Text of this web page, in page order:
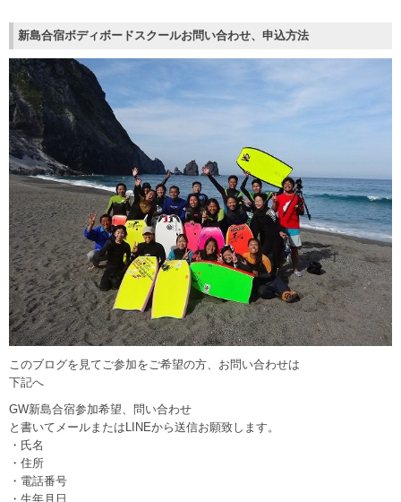
新島合宿ボディボードスクールお問い合わせ、申込方法
このブログを見てご参加をご希望の方、お問い合わせは
下記へ
GW新島合宿参加希望、問い合わせ
と書いてメールまたはLINEから送信お願致します。
・氏名
・住所
・電話番号
・生年月日